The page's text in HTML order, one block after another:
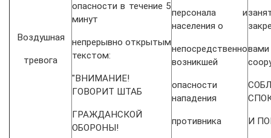
Воздушная
тревога
опасности в течение 5
минут
непрерывно открытым
текстом:
"ВНИМАНИЕ!
ГОВОРИТ ШТАБ
ГРАЖДАНСКОЙ
ОБОРОНЫ!
персонала и
населения о
непосредственно
возникшей
опасности
нападения
противника И